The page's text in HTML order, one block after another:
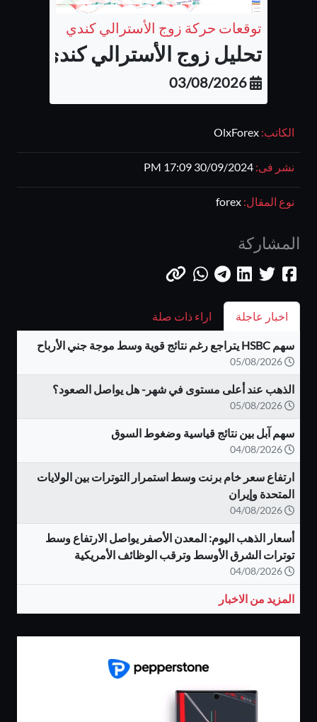
الكاتب: OlxForex
نشر فى: 30/09/2024 17:09 PM
نوع المقال: forex
المشاركة
اخبار عاجلة اراء ذات صلة
سهم HSBC يتراجع رغم نتائج قوية وسط موجة جني الأرباح
الذهب عند أعلى مستوى في شهر- هل يواصل الصعود؟
سهم آبل بين نتائج قياسية وضغوط السوق
ارتفاع سعر خام برنت وسط استمرار التوترات بين الولايات
المتحدة وإيران
أسعار الذهب اليوم: المعدن الأصفر يواصل الارتفاع وسط
توترات الشرق الأوسط وترقب الوظائف الأمريكية
المزيد من الاخبار
توقعات حركة زوج الأسترالي كندي
تحليل زوج الأسترالي كندي...
03/08/2026